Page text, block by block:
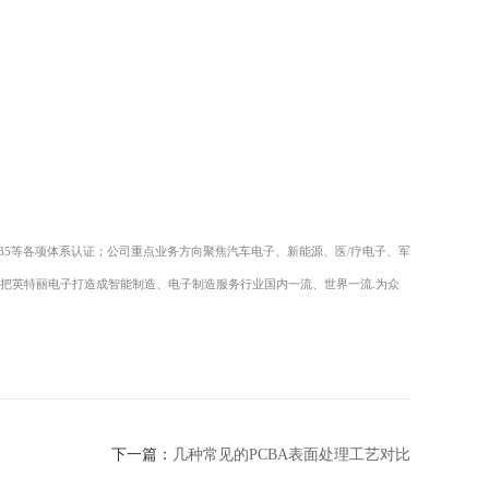
等各项体系认证；公司重点业务方向聚焦汽车电子、新能源、医/疗电子、军
英特丽电子打造成智能制造、电子制造服务行业国内一流、世界一流 .为众
下一篇： 几种常见的PCBA表面处理工艺对比